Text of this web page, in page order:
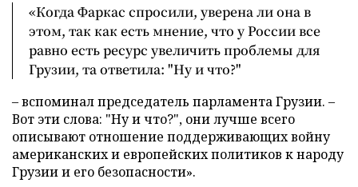
«Когда Фаркас спросили, уверена ли она в
этом, так как есть мнение, что у России все
равно есть ресурс увеличить проблемы для
Грузии, та ответила: "Ну и что?"
– вспоминал председатель парламента Грузии. –
Вот эти слова: "Ну и что?", они лучше всего
описывают отношение поддерживающих войну
американских и европейских политиков к народу
Грузии и его безопасности».